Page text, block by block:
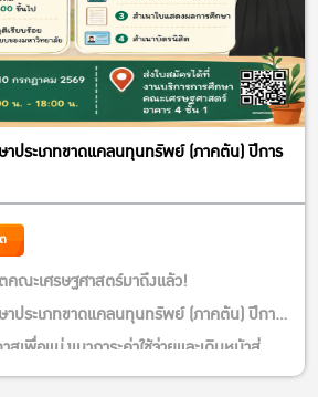
/ ตารางเรียน (1 ชุด)
รศึกษา อาคาร 4 ชั้น 1
าบภายหลัง)
สตร์ #มหาวิทยาลัยเกษตรศาสตร์
ประเภทขาดแคลนทุนทรัพย์ (ภาคต้น) ปีการ
ณะเศรษฐศาสตร์มาถึงแล้ว!
ประเภทขาดแคลนทุนทรัพย์ (ภาคต้น) ปีการ
สเพื่อแบ่งเบาภาระค่าใช้จ่ายและเดินหน้าสู่